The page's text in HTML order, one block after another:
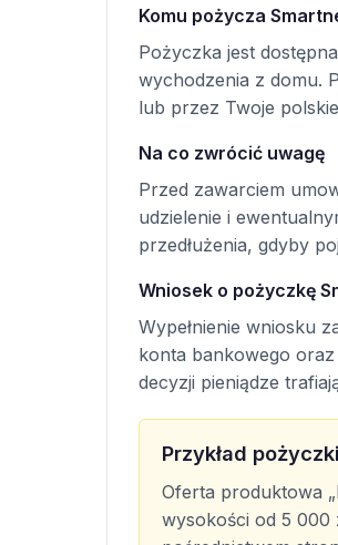
Komu pożycza
Pożyczka jest
wychodzenia z domu.
lub przez Twoje
Na co zwrócić uwagę
Przed zawarciem
udzielenie i
przedłużenia, gdyby
Wniosek o pożyczkę
Wypełnienie wniosku
konta bankowego
decyzji pieniądze
Przykład pożyczki
Oferta produktowa
wysokości od 5 000